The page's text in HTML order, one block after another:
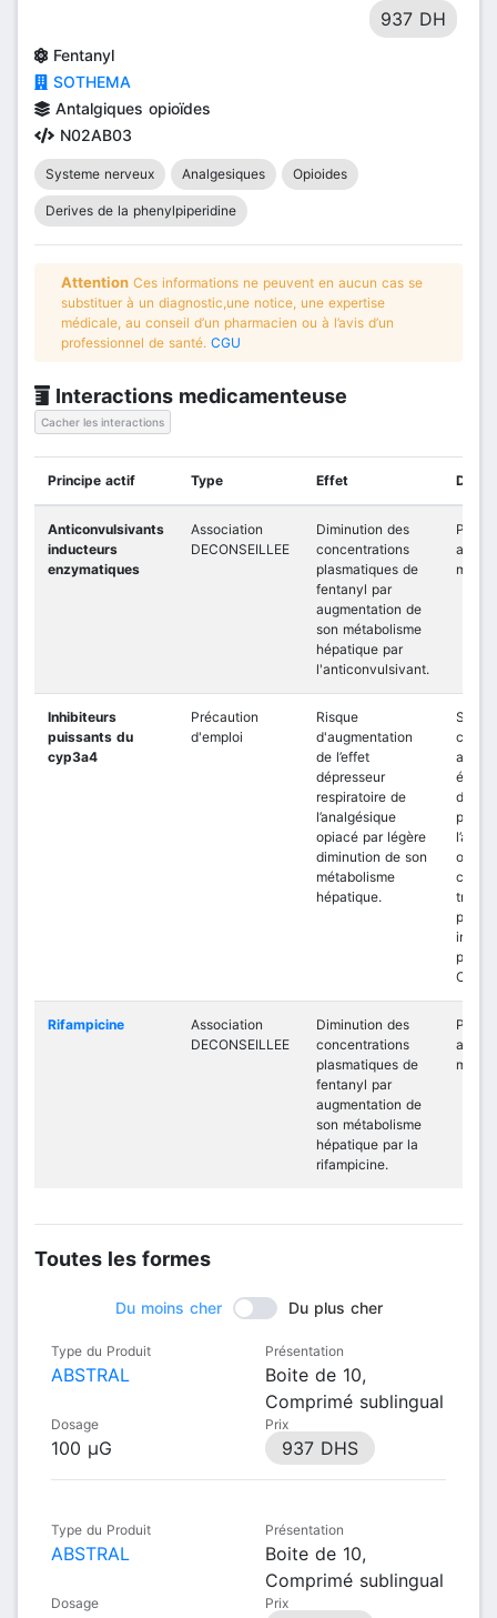
937 DH
Fentanyl
SOTHEMA
Antalgiques opioïdes
N02AB03
Systeme nerveux Analgesiques Opioides
Derives de la phenylpiperidine
Attention Ces informations ne peuvent en aucun cas se
substituer à un diagnostic,une notice, une expertise
médicale, au conseil d’un pharmacien ou à l’avis d’un
professionnel de santé. CGU
Interactions medicamenteuse
Cacher les interactions
Principe actif Type Effet Détail
Anticonvulsivants
inducteurs
enzymatiques
Association
DECONSEILLEE
Diminution des
concentrations
plasmatiques de
fentanyl par
augmentation de
son métabolisme
hépatique par
l'anticonvulsivant.
autre
Inhibiteurs
puissants du
cyp3a4
Précaution
d'emploi
Risque
d'augmentation
de l’effet
dépresseur
respiratoire de
l’analgésique
opiacé par légère
diminution de son
métabolisme
hépatique.
de la
cas de
par un
Rifampicine
Association
DECONSEILLEE
Diminution des
concentrations
plasmatiques de
fentanyl par
augmentation de
son métabolisme
hépatique par la
rifampicine.
autre
Toutes les formes
Du moins cher Du plus cher
Type du Produit
ABSTRAL
Présentation
Boite de 10,
Comprimé sublingual
Dosage
100 µG
Prix
937 DHS
Type du Produit
ABSTRAL
Présentation
Boite de 10,
Comprimé sublingual
Dosage Prix